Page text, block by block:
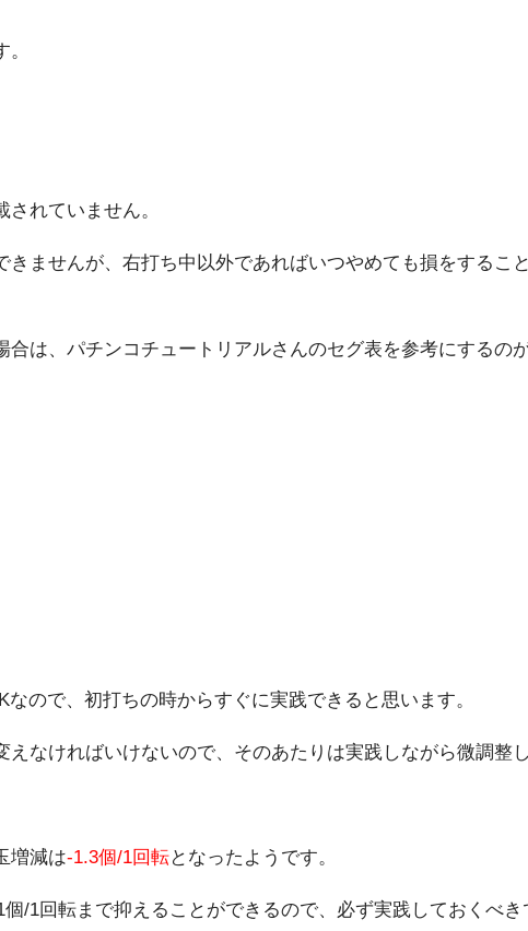
れていません。
ませんが、右打ち中以外であればいつやめても損をするこ
は、パチンコチュートリアルさんのセグ表を参考にするの
ので、初打ちの時からすぐに実践できると思います。
なければいけないので、そのあたりは実践しながら微調整
増減は-1.3個/1回転となったようです。
/1回転まで抑えることができるので、必ず実践しておくべき